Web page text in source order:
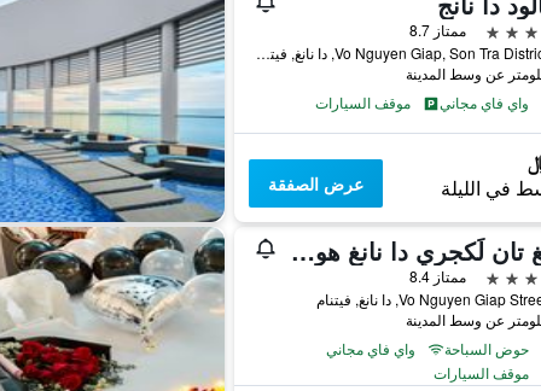
ممتاز 8.7
192 Vo Nguyen Giap, Son Tra District, دا نانغ, فيتنام
واي فاي مجاني موقف السيارات
في الليلة عرض الصفقة
مونغ تان لَكجري دا نانغ هوتيل
ممتاز 8.4
حوض السباحة
واي فاي مجاني
موقف السيارات